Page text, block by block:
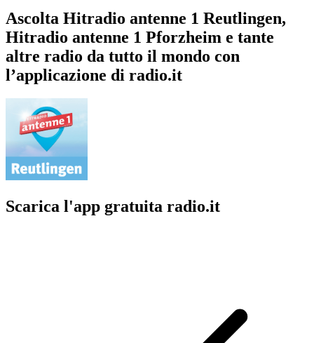
Ascolta Hitradio antenne 1 Reutlingen,
Hitradio antenne 1 Pforzheim e tante
altre radio da tutto il mondo con
l’applicazione di radio.it
Scarica l'app gratuita radio.it